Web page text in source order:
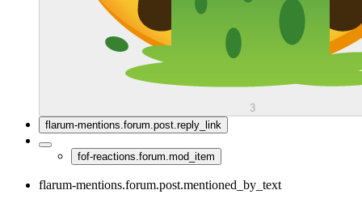
3
flarum-mentions.forum.post.reply_link
fof-reactions.forum.mod_item
flarum-mentions.forum.post.mentioned_by_text